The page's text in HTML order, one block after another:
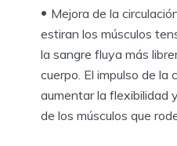
Mejora de la
estiran los músculos
la sangre fluya más
cuerpo. El impulso de la
aumentar la flexibilidad
de los músculos que